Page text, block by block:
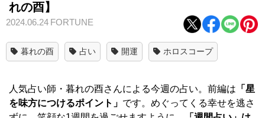
れの酉】
2024.06.24 FORTUNE
暮れの酉 占い 開運 ホロスコープ
人気占い師・暮れの酉さんによる今週の占い。前編は 「星
を味方につけるポイント」 です。めぐってくる幸せを逃さ